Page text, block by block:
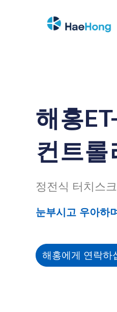
해홍
컨트롤
정전식 터치스
눈부시 고 우아하
해홍에게 연락하